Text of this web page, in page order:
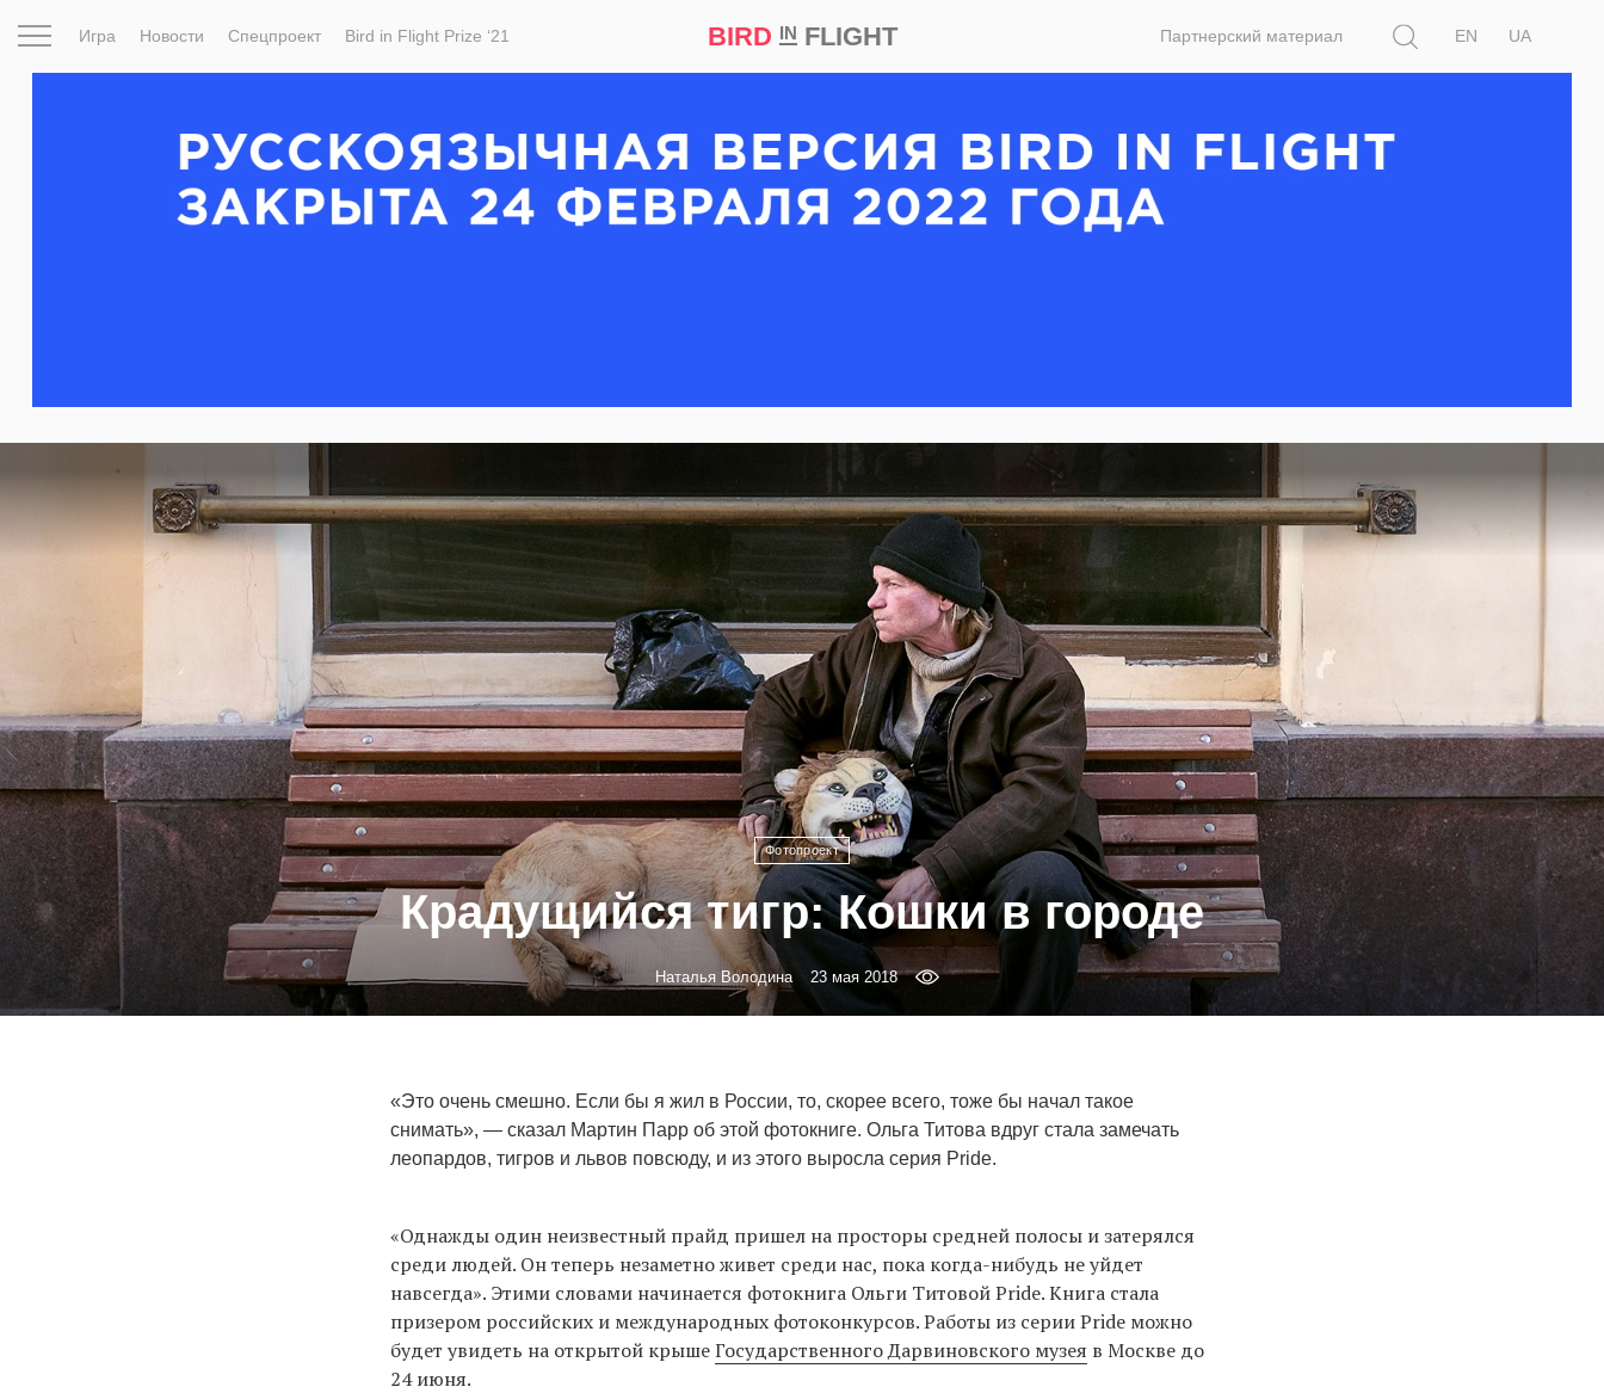
Игра Новости Спецпроект Bird in Flight Prize ‘21 BIRD INFLIGHT Партнерский материал
EN
UA
Фотопроект
Крадущийся тигр: Кошки в городе
Наталья Володина 23 мая 2018
«Это очень смешно. Если бы я жил в России, то, скорее всего, тоже бы начал такое
снимать», — сказал Мартин Парр об этой фотокниге. Ольга Титова вдруг стала замечать
леопардов, тигров и львов повсюду, и из этого выросла серия Pride.
«Однажды один неизвестный прайд пришел на просторы средней полосы и затерялся
среди людей. Он теперь незаметно живет среди нас, пока когда-нибудь не уйдет
навсегда». Этими словами начинается фотокнига Ольги Титовой Pride. Книга стала
призером российских и международных фотоконкурсов. Работы из серии Pride можно
будет увидеть на открытой крышеГосударственного Дарвиновского музея в Москве до
24 июня.